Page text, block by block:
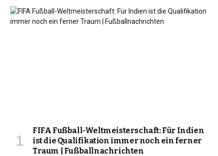
FIFA Fußball-Weltmeisterschaft: Für Indien
ist die Qualifikation immer noch ein ferner
Traum | Fußballnachrichten